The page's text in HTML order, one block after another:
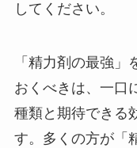
してください。
「精力剤の最強
おくべきは、一口
種類と期待できる
す。多くの方が「